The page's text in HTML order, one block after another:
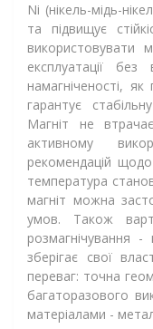
Ni (нікель-мідь-
та підвищує
використовувати
експлуатації
намагніченості,
гарантує
Магніт не
активному
рекомендацій
температура
магніт можна
умов. Також
розмагнічування
зберігає свої
переваг: точна
багаторазового
матеріалами -